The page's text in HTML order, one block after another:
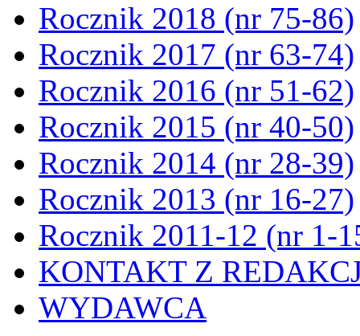
Rocznik 2018 (nr 75-86)
Rocznik 2017 (nr 63-74)
Rocznik 2016 (nr 51-62)
Rocznik 2015 (nr 40-50)
Rocznik 2014 (nr 28-39)
Rocznik 2013 (nr 16-27)
Rocznik 2011-12 (nr 1-
KONTAKT Z
WYDAWCA